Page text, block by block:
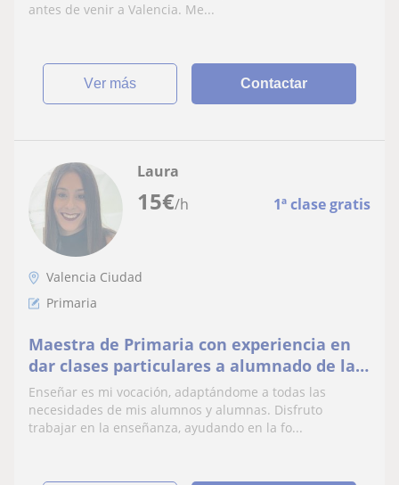
antes de venir a Valencia. Me...
ver más Contactar
15€/h 1ª clase gratis
Laura
Valencia Ciudad
Primaria
Maestra de Primaria con experiencia en
dar clases particulares a alumnado de la
ESO y Bachillerato de Ciencias Sociales
Enseñar es mi vocación, adaptándome a todas las
necesidades de mis alumnos y alumnas. Disfruto
trabajar en la enseñanza, ayudando en la fo...